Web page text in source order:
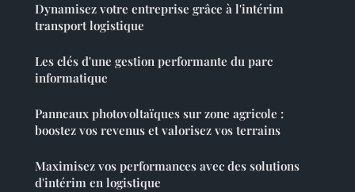
Dynamisez votre entreprise grâce à l'intérim
transport logistique
Les clés d'une gestion performante du parc
informatique
Panneaux photovoltaïques sur zone agricole :
boostez vos revenus et valorisez vos terrains
Maximisez vos performances avec des solutions
d'intérim en logistique